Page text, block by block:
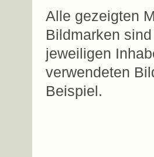
Alle gezeigten
Bildmarken
jeweiligen
verwendeten
Beispiel.